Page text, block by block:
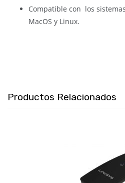
Compatible con los
MacOS y Linux.
Productos Relacionados